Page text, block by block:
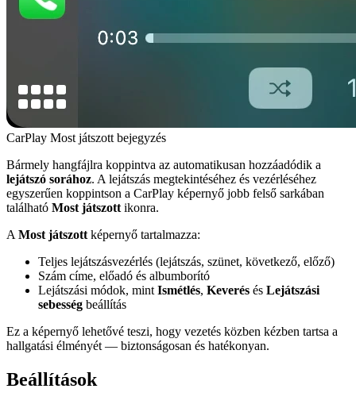
CarPlay Most játszott bejegyzés
Bármely hangfájlra koppintva az automatikusan hozzáadódik a
lejátszó sorához. A lejátszás megtekintéséhez és vezérléséhez
egyszerűen koppintson a CarPlay képernyő jobb felső sarkában
található Most játszottikonra.
AMost játszottképernyő tartalmazza:
Teljes lejátszásvezérlés (lejátszás, szünet, következő, előző)
Szám címe, előadó és albumborító
Lejátszási módok, mintIsmétlés, Keverés és Lejátszási
sebesség beállítás
Ez a képernyő lehetővé teszi, hogy vezetés közben kézben tartsa a
hallgatási élményét — biztonságosan és hatékonyan.
Beállítások